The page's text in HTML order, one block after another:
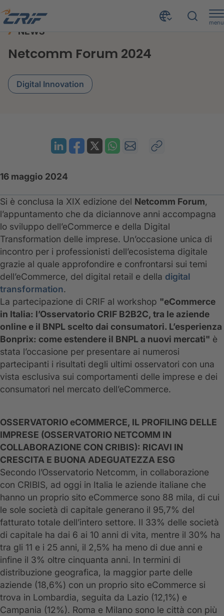
menu
Home News ed Eventi
NEWS
Netcomm Forum 2024
Digital Innovation
16 maggio 2024
Si è conclusa la XIX edizione del Netcomm Forum,
l’appuntamento che da diciannove anni accompagna
lo sviluppo dell’eCommerce e della Digital
Transformation delle imprese. Un’occasione unica di
incontro per i professionisti dell’ecosistema digitale
grazie al quale approfondire e confrontarsi sui temi
dell’eCommerce, del digital retail e della digital
transformation.
La partecipazione di CRIF al workshop "eCommerce
in Italia: l’Osservatorio CRIF B2B2C, tra le aziende
online e il BNPL scelto dai consumatori. L’esperienza
Bonprix: come estendere il BNPL a nuovi mercati" è
stata l’occasione per presentare ai numerosi
partecipanti i risultati degli ultimi osservatori con una
vista esclusiva sui comportamenti delle imprese e dei
consumatori nel mercato dell’eCommerce.
OSSERVATORIO eCOMMERCE, IL PROFILING DELLE
IMPRESE (OSSERVATORIO NETCOMM IN
COLLABORAZIONE CON CRIBIS): RICAVI IN
CRESCITA E BUONA ADEGUATEZZA ESG
Secondo l’Osservatorio Netcomm, in collaborazione
con CRIBIS, ad oggi in Italia le aziende italiane che
hanno un proprio sito eCommerce sono 88 mila, di cui
le sole società di capitale generano il 95,7% del
fatturato totale dell’intero settore. Il 33% delle società
di capitale ha dai 6 ai 10 anni di vita, mentre il 30% ha
tra gli 11 e i 25 anni, il 2,5% ha meno di due anni e
infine il 3% oltre cinquanta anni. In termini di
distribuzione geografica, la maggior parte delle
aziende (18,6%) con un proprio sito eCommerce si
trova in Lombardia, seguita da Lazio (12,1%) e
Campania (12%). Roma e Milano sono le città con più